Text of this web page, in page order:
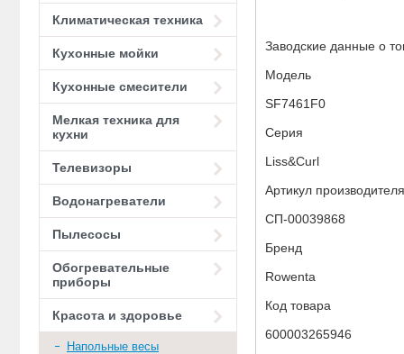
Климатическая техника
Кухонные мойки
Кухонные смесители
Мелкая техника для
кухни
Телевизоры
Водонагреватели
Пылесосы
Обогревательные
приборы
Красота и здоровье
Напольные весы
Заводские данные о
Модель
SF7461F0
Серия
Liss&Curl
Артикул производителя
СП-00039868
Бренд
Rowenta
Код товара
600003265946